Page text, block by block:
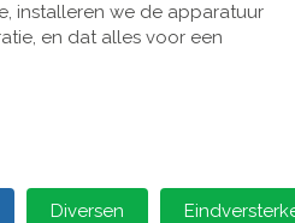
installeren we de apparatuur
en dat alles voor een
Diversen